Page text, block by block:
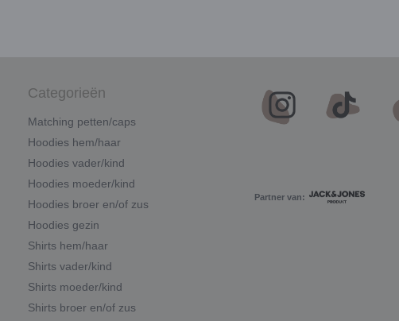
Categorieën
Matching petten/caps
Hoodies hem/haar
Hoodies vader/kind
Hoodies moeder/kind
Hoodies broer en/of zus
Hoodies gezin
Shirts hem/haar
Shirts vader/kind
Shirts moeder/kind
Shirts broer en/of zus
Partner van: